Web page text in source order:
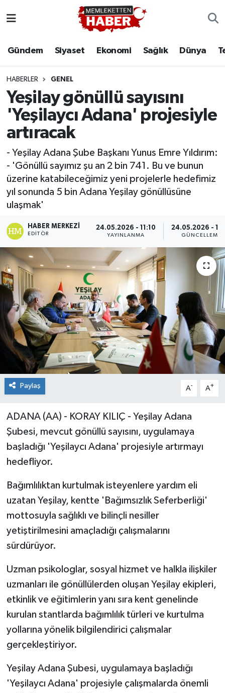
Gündem Siyaset Ekonomi Sağlık Dünya
HABERLER GENEL
Yeşilay gönüllü sayısını
'Yeşilaycı Adana' projesiyle
artıracak
- Yeşilay Adana Şube Başkanı Yunus Emre Yıldırım:
- 'Gönüllü sayımız şu an 2 bin 741. Bu ve bunun
üzerine katabileceğimiz yeni projelerle hedefimiz
yıl sonunda 5 bin Adana Yeşilay gönüllüsüne
ulaşmak'
HABER MERKEZI
EDITÖR
24.05.2026 - 11:10
YAYINLANMA
24.05.2026 -
GÜNCELLEME
Paylaş A- A+
ADANA (AA) - KORAY KILIÇ - Yeşilay Adana
Şubesi, mevcut gönüllü sayısını, uygulamaya
başladığı 'Yeşilaycı Adana' projesiyle artırmayı
hedefliyor.
Bağımlılıktan kurtulmak isteyenlere yardım eli
uzatan Yeşilay, kentte 'Bağımsızlık Seferberliği'
mottosuyla sağlıklı ve bilinçli nesiller
yetiştirilmesini amaçladığı çalışmalarını
sürdürüyor.
Uzman psikologlar, sosyal hizmet ve halkla ilişkiler
uzmanları ile gönüllülerden oluşan Yeşilay ekipleri,
etkinlik ve eğitimlerin yanı sıra kent genelinde
kurulan stantlarda bağımlılık türleri ve kurtulma
yollarına yönelik bilgilendirici çalışmalar
gerçekleştiriyor.
Yeşilay Adana Şubesi, uygulamaya başladığı
'Yeşilaycı Adana' projesiyle çalışmalarda önemli